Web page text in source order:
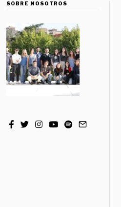
SOBRE NOSOTROS